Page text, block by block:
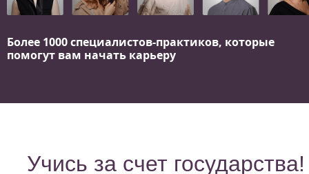
Более 1000 специалистов-практиков, которые
помогут вам начать карьеру
Учись за счет государства!